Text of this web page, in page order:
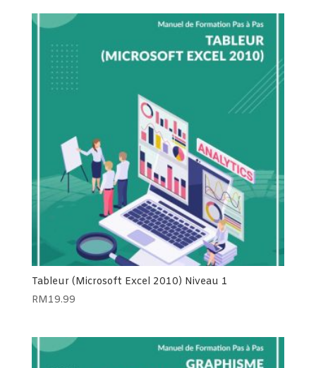
Tableur (Microsoft Excel 2010) Niveau 1
RM19.99